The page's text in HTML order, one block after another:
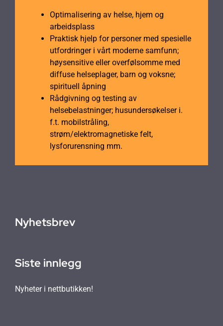
Optimalisering av helse, hjem og
arbeidsplass
Praktisk hjelp for personer med spesielle
utfordringer i vårt moderne samfunn;
høysensitive eller overfølsomme med
diffuse helseplager, barn og voksne;
spirituell åpning
Rådgivning og testing av
helsebelastninger; husundersøkelser i.
f.t. mobilstråling,
strøm/elektromagnetiske felt,
lysforurensning mm.
Nyhetsbrev
Siste innlegg
Nyheter i nettbutikken!